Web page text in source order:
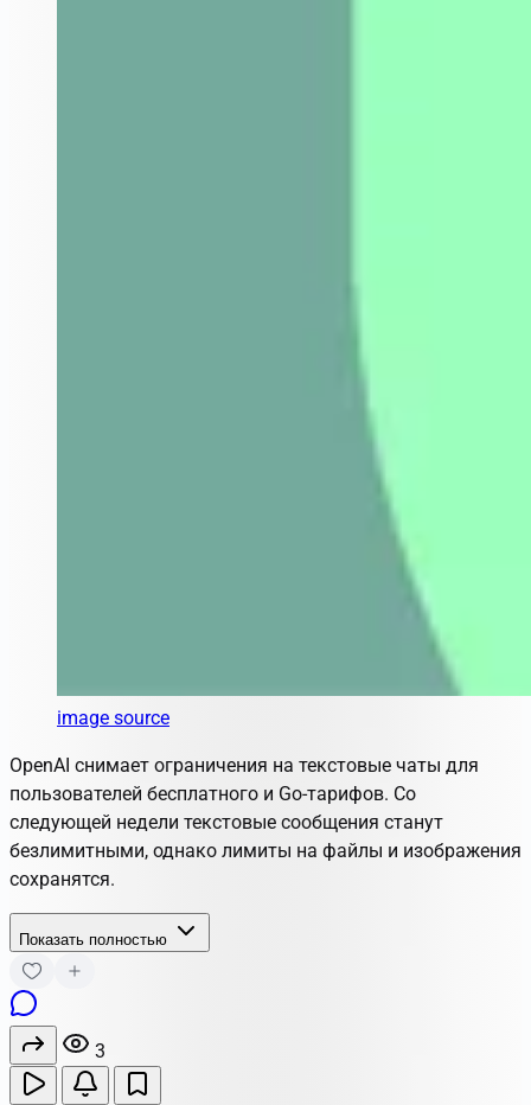
image source
OpenAI снимает ограничения на текстовые чаты для
пользователей бесплатного и Go-тарифов. Со
следующей недели текстовые сообщения станут
безлимитными, однако лимиты на файлы и изображения
сохранятся.
Показать полностью
3